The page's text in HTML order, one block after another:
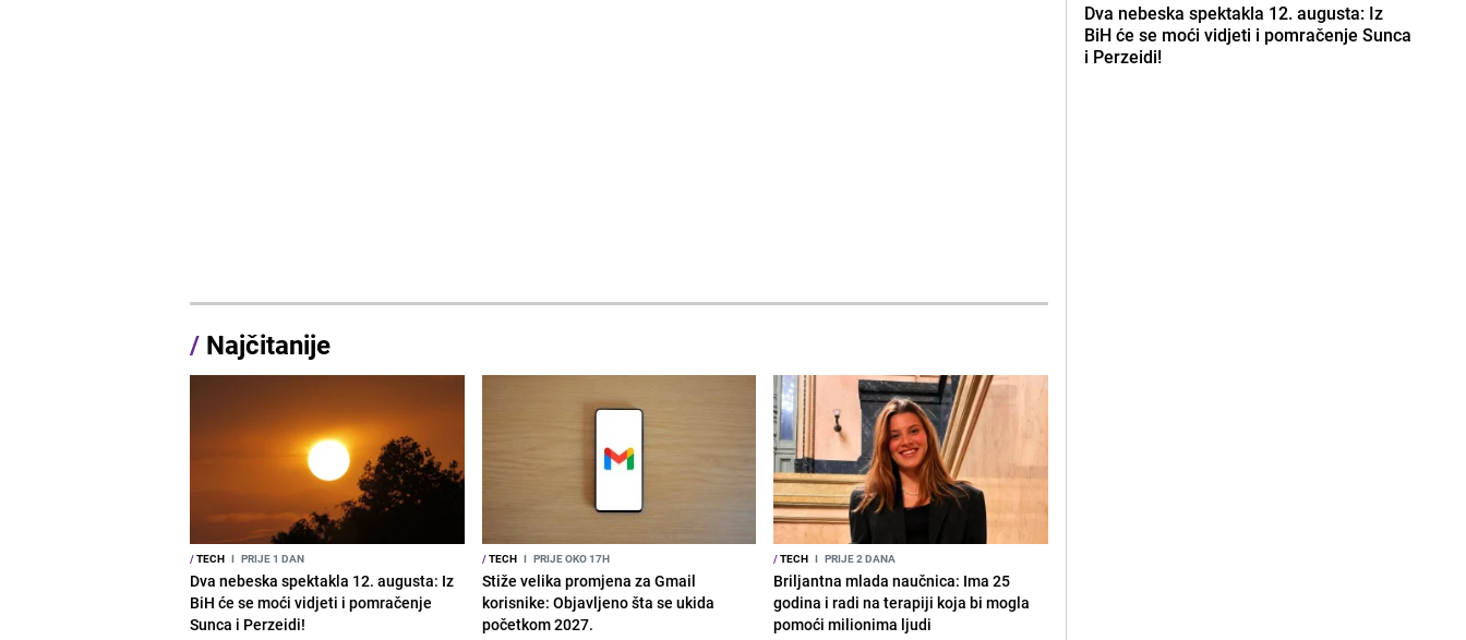
/ Najčitanije
/TECH I PRIJE 1 DAN
Dva nebeska spektakla 12. augusta: Iz
BiH će se moći vidjeti i pomračenje
Sunca i Perzeidi!
/TECH I PRIJE OKO 17H
Stiže velika promjena za Gmail
korisnike: Objavljeno šta se ukida
početkom 2027.
/TECH I PRIJE 2 DANA
Briljantna mlada naučnica: Ima 25
godina i radi na terapiji koja bi mogla
pomoći milionima ljudi
Dva nebeska spektakla 12. augusta: Iz
BiH će se moći vidjeti i pomračenje Sunca
i Perzeidi!